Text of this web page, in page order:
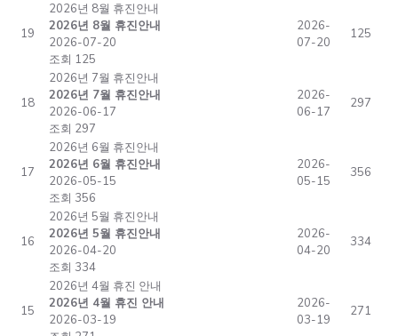
19
2026년 8월 휴진안내
2026년 8월 휴진안내
2026-07-20
조회 125
2026-
07-20
125
18
2026년 7월 휴진안내
2026년 7월 휴진안내
2026-06-17
조회 297
2026-
06-17
297
17
2026년 6월 휴진안내
2026년 6월 휴진안내
2026-05-15
조회 356
2026-
05-15
356
16
2026년 5월 휴진안내
2026년 5월 휴진안내
2026-04-20
조회 334
2026-
04-20
334
15
2026년 4월 휴진 안내
2026년 4월 휴진 안내
2026-03-19
2026-
03-19
271